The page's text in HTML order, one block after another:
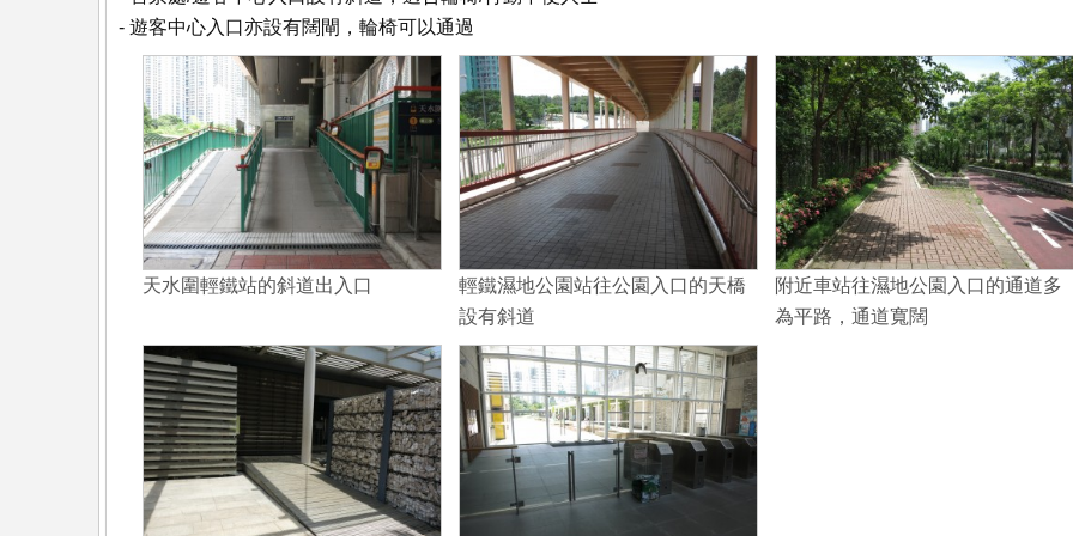
- 遊客中心入口亦設有闊閘，輪椅可以通過
天水圍輕鐵站的斜道出入口
輕鐵濕地公園站往公園入口的天橋
設有斜道
附近車站往濕地公園入口的通道多
為平路，通道寬闊